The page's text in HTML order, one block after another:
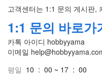
고객센터는 1:1 문의 게시판,
1:1 문의 바로가
카톡 아이디 hobbyyama
이메일
평일 10 : 00 ~ 17 : 00